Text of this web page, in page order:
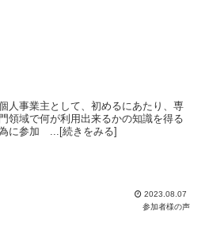
人事業主として、初めるにあたり、専
門領域で何が利用出来るかの知識を得る
に参加 ...[続きをみる]
2023.08.07
参加者様の声